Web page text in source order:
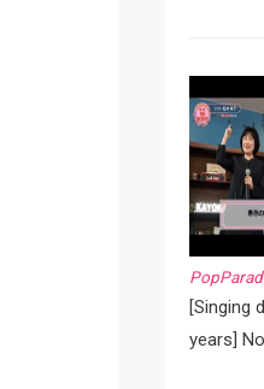
[Singing
years]